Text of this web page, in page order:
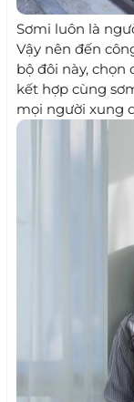
Sơmi luôn là
Vậy nên đến
bộ đôi này,
kết hợp cùng
mọi người xung